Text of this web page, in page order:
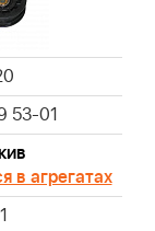
53-01
в агрегатах
1